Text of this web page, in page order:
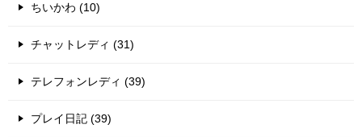
ちいかわ (10)
チャットレディ (31)
テレフォンレディ (39)
プレイ日記 (39)